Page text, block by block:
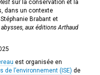
sur la conservation et la
dans un contexte
Brabant et
aux éditions Arthaud
est organisée en
l’environnement (ISE) de